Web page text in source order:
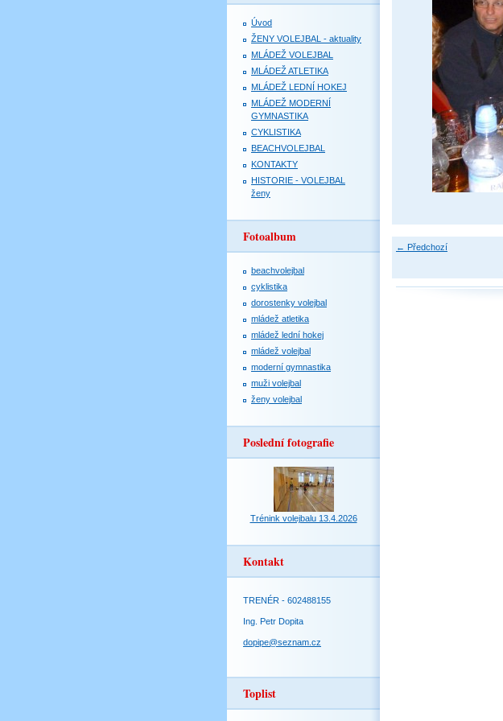
← Předchozí
Úvod
ŽENY VOLEJBAL - aktuality
MLÁDEŽ VOLEJBAL
MLÁDEŽ ATLETIKA
MLÁDEŽ LEDNÍ HOKEJ
MLÁDEŽ MODERNÍ
GYMNASTIKA
CYKLISTIKA
BEACHVOLEJBAL
KONTAKTY
HISTORIE - VOLEJBAL
ženy
Fotoalbum
beachvolejbal
cyklistika
dorostenky volejbal
mládež atletika
mládež lední hokej
mládež volejbal
moderní gymnastika
muži volejbal
ženy volejbal
Poslední fotografie
Trénink volejbalu 13.4.2026
Kontakt
TRENÉR - 602488155
Ing. Petr Dopita
dopipe@seznam.cz
Toplist